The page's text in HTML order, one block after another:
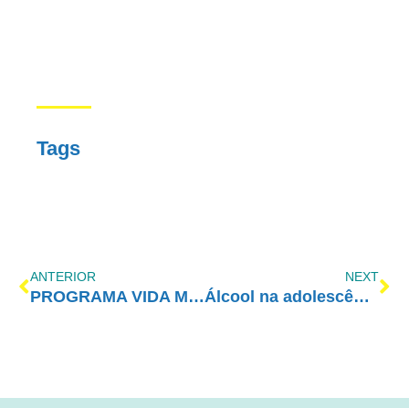
Tags
ANTERIOR
PROGRAMA VIDA MELHOR – REDEVIDA – 19/12
NEXT
Álcool na adolescência afeta, sim, o desenvolvimento cerebral